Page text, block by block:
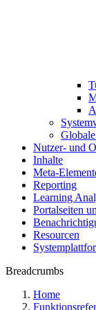
Nutzer- und
Inhalte
Meta-
Reporting
Learning
Portalseiten
Resourcen
Breadcrumbs
Home